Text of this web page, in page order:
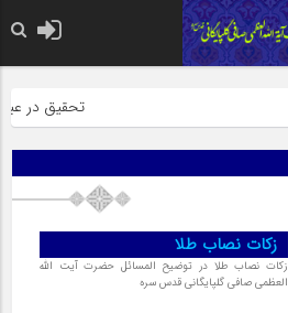
تحقیق در
زکات نصاب طلا
زکات نصاب طلا در توضیح المسائل حضرت آیت الله
العظمی صافی گلپایگانی قدس سره